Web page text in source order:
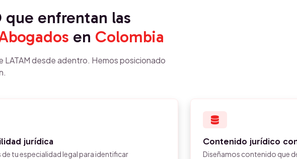
que enfrentan las
en Colombia
LATAM desde adentro. Hemos posicionado
jurídica
tu especialidad legal para identificar
Contenido jurídico
Diseñamos contenido que